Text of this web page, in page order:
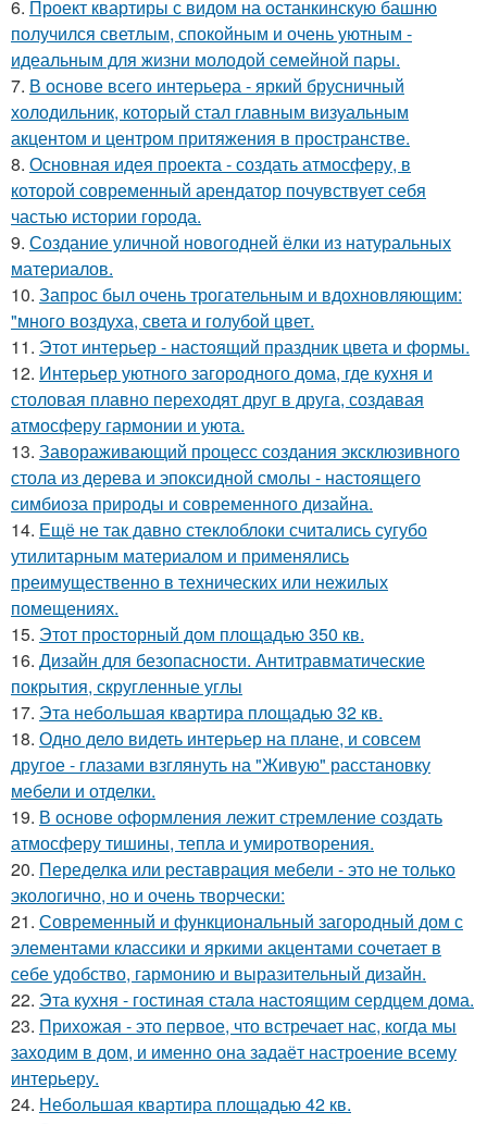
6. Проект квартиры с видом на останкинскую башню
получился светлым, спокойным и очень уютным -
идеальным для жизни молодой семейной пары.
7. В основе всего интерьера - яркий брусничный
холодильник, который стал главным визуальным
акцентом и центром притяжения в пространстве.
8. Основная идея проекта - создать атмосферу, в
которой современный арендатор почувствует себя
частью истории города.
9. Создание уличной новогодней ёлки из натуральных
материалов.
10. Запрос был очень трогательным и вдохновляющим:
"много воздуха, света и голубой цвет.
11. Этот интерьер - настоящий праздник цвета и формы.
12. Интерьер уютного загородного дома, где кухня и
столовая плавно переходят друг в друга, создавая
атмосферу гармонии и уюта.
13. Завораживающий процесс создания эксклюзивного
стола из дерева и эпоксидной смолы - настоящего
симбиоза природы и современного дизайна.
14. Ещё не так давно стеклоблоки считались сугубо
утилитарным материалом и применялись
преимущественно в технических или нежилых
помещениях.
15. Этот просторный дом площадью 350 кв.
16. Дизайн для безопасности. Антитравматические
покрытия, скругленные углы
17. Эта небольшая квартира площадью 32 кв.
18. Одно дело видеть интерьер на плане, и совсем
другое - глазами взглянуть на "Живую" расстановку
мебели и отделки.
19. В основе оформления лежит стремление создать
атмосферу тишины, тепла и умиротворения.
20. Переделка или реставрация мебели - это не только
экологично, но и очень творчески:
21. Современный и функциональный загородный дом с
элементами классики и яркими акцентами сочетает в
себе удобство, гармонию и выразительный дизайн.
22. Эта кухня - гостиная стала настоящим сердцем дома.
23. Прихожая - это первое, что встречает нас, когда мы
заходим в дом, и именно она задаёт настроение всему
интерьеру.
24. Небольшая квартира площадью 42 кв.